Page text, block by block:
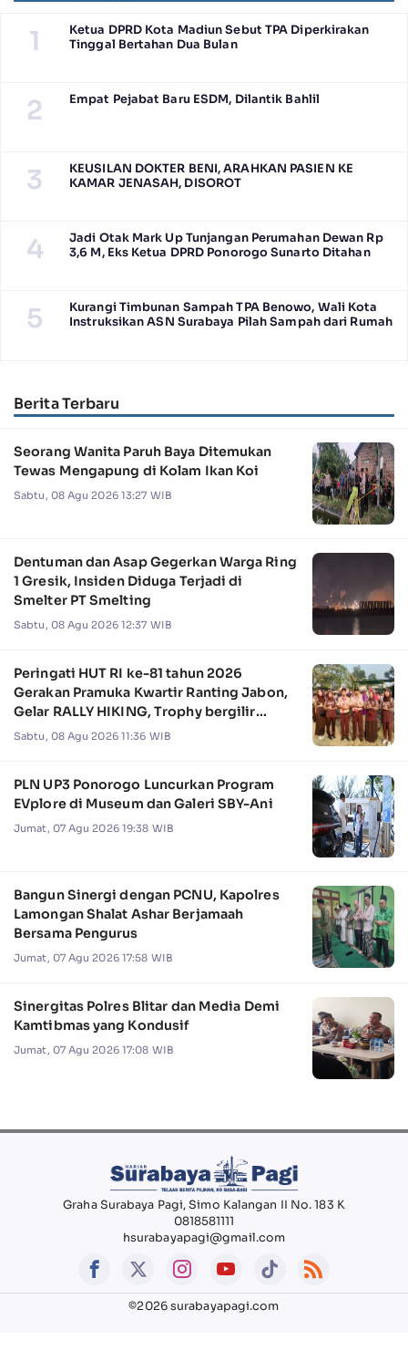
1
Ketua DPRD Kota Madiun Sebut TPA Diperkirakan
Tinggal Bertahan Dua Bulan
2 Empat Pejabat Baru ESDM, Dilantik Bahlil
3
KEUSILAN DOKTER BENI, ARAHKAN PASIEN KE
KAMAR JENASAH, DISOROT
4
Jadi Otak Mark Up Tunjangan Perumahan Dewan Rp
3,6 M, Eks Ketua DPRD Ponorogo Sunarto Ditahan
5
Kurangi Timbunan Sampah TPA Benowo, Wali Kota
Instruksikan ASN Surabaya Pilah Sampah dari Rumah
Berita Terbaru
Seorang Wanita Paruh Baya Ditemukan
Tewas Mengapung di Kolam Ikan Koi
Sabtu, 08 Agu 2026 13:27 WIB
Dentuman dan Asap Gegerkan Warga Ring
1 Gresik, Insiden Diduga Terjadi di
Smelter PT Smelting
Sabtu, 08 Agu 2026 12:37 WIB
Peringati HUT RI ke-81 tahun 2026
Gerakan Pramuka Kwartir Ranting Jabon,
Gelar RALLY HIKING, Trophy bergilir
Camat Jabon
Sabtu, 08 Agu 2026 11:36 WIB
PLN UP3 Ponorogo Luncurkan Program
EVplore di Museum dan Galeri SBY-Ani
Jumat, 07 Agu 2026 19:38 WIB
Bangun Sinergi dengan PCNU, Kapolres
Lamongan Shalat Ashar Berjamaah
Bersama Pengurus
Jumat, 07 Agu 2026 17:58 WIB
Sinergitas Polres Blitar dan Media Demi
Kamtibmas yang Kondusif
Jumat, 07 Agu 2026 17:08 WIB
Graha Surabaya Pagi, Simo Kalangan II No. 183 K
0818581111
hsurabayapagi@gmail.com
©2026 surabayapagi.com